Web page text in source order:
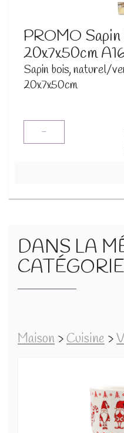
PROMO
20x7x50cm
Sapin bois, naturel/
20x7x50cm
-
DANS LA
Maison >Cuisine >